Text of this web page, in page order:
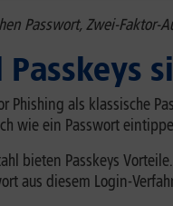
Passwort, Zwei-Faktor-
Phishing als klassische
wie ein Passwort
bieten Passkeys
aus diesem Login-